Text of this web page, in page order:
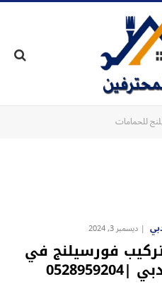
للحمامات
ديسمبر 3, 2024
فورسيلنج في
|0528959204